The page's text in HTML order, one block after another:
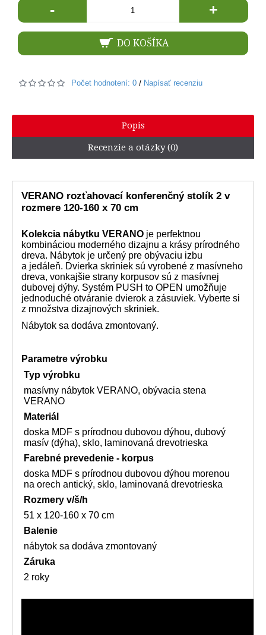
- +
DO KOŠÍKA
Počet hodnotení: 0 / Napísať recenziu
Popis
Recenzie a otázky (0)
VERANO rozťahovací konferenčný stolík 2 v
rozmere 120-160 x 70 cm
Kolekcia nábytku VERANO je perfektnou
kombináciou moderného dizajnu a krásy prírodného
dreva. Nábytok je určený pre obývaciu izbu
a jedáleň. Dvierka skriniek sú vyrobené z masívneho
dreva, vonkajšie strany korpusov sú z masívnej
dubovej dýhy. Systém PUSH to OPEN umožňuje
jednoduché otváranie dvierok a zásuviek. Vyberte si
z množstva dizajnových skriniek.
Nábytok sa dodáva zmontovaný.
Parametre výrobku
Typ výrobku
masívny nábytok VERANO, obývacia stena
VERANO
Materiál
doska MDF s prírodnou dubovou dýhou, dubový
masív (dýha), sklo, laminovaná drevotrieska
Farebné prevedenie - korpus
doska MDF s prírodnou dubovou dýhou morenou
na orech antický, sklo, laminovaná drevotrieska
Rozmery v/š/h
51 x 120-160 x 70 cm
Balenie
nábytok sa dodáva zmontovaný
Záruka
2 roky